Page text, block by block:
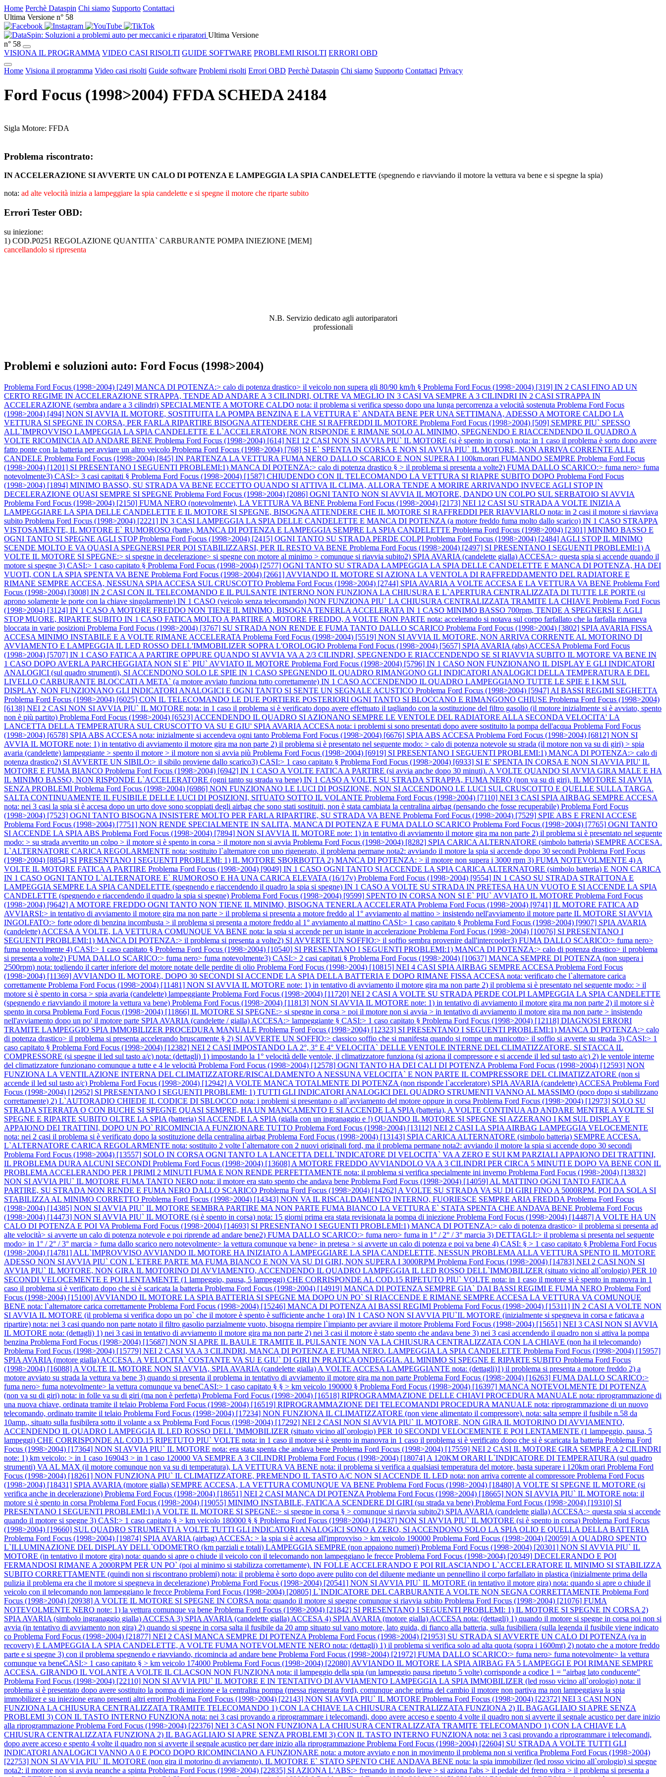
Home Perchè Dataspin Chi siamo Supporto Contattaci
Ultima Versione n° 58
Ultima Versione
n° 58
VISIONA IL PROGRAMMA VIDEO CASI RISOLTI GUIDE SOFTWARE PROBLEMI RISOLTI ERRORI OBD
Home Visiona il programma Video casi risolti Guide software Problemi risolti Errori OBD Perchè Dataspin Chi siamo Supporto Contattaci Privacy
Ford Focus (1998>2004) FFDA SCHEDA 24184
Sigla Motore: FFDA
Problema riscontrato:
IN ACCELERAZIONE SI AVVERTE UN CALO DI POTENZA E LAMPEGGIA LA SPIA CANDELETTE (spegnendo e riavviando il motore la vettura va bene e si spegne la spia)
nota: ad alte velocità inizia a lampeggiare la spia candelette e si spegne il motore che riparte subito
Errori Tester OBD:
su iniezione:
1) COD.P0251 REGOLAZIONE QUANTITA` CARBURANTE POMPA INIEZIONE [MEM]
cancellandolo si ripresenta
N.B. Servizio dedicato agli autoriparatori
professionali
Problemi e soluzioni auto: Ford Focus (1998>2004)
Problema Ford Focus (1998>2004) [249] MANCA DI POTENZA:> calo di potenza drastico> il veicolo non supera gli 80/90 km/h § Problema Ford Focus (1998>2004) [319] IN 2 CASI FINO AD UN
CERTO REGIME IN ACCELERAZIONE STRAPPA, TENDE AD ANDARE A 3 CILINDRI, OLTRE VA MEGLIO IN 3 CASI VA SEMPRE A 3 CILINDRI IN 2 CASI STRAPPA IN
ACCELERAZIONE (sembra andare a 3 cilindri) SPECIALMENTE A MOTORE CALDO nota: il problema si verifica spesso dopo una lunga percorrenza a velocità sostenuta Problema Ford Focus
(1998>2004) [494] NON SI AVVIA IL MOTORE, SOSTITUITA LA POMPA BENZINA E LA VETTURA E` ANDATA BENE PER UNA SETTIMANA, ADESSO A MOTORE CALDO LA
VETTURA SI SPEGNE IN CORSA, PER FARLA RIPARTIRE BISOGNA ATTENDERE CHE SI RAFFREDDI IL MOTORE Problema Ford Focus (1998>2004) [509] SEMPRE PIU` SPESSO
ALL`IMPROVVISO LAMPEGGIA LA SPIA CANDELETTE E L`ACCELERATORE NON RISPONDE E RIMANE SOLO AL MINIMO, SPEGNENDO E RIACCENDENDO IL QUADRO A
VOLTE RICOMINCIA AD ANDARE BENE Problema Ford Focus (1998>2004) [614] NEI 12 CASI NON SI AVVIA PIU` IL MOTORE (si è spento in corsa) nota: in 1 caso il problema è sorto dopo avere
fatto ponte con la batteria per avviare un altro veicolo Problema Ford Focus (1998>2004) [768] SI E` SPENTA IN CORSA E NON SI AVVIA PIU` IL MOTORE, NON ARRIVA CORRENTE ALLE
CANDELE Problema Ford Focus (1998>2004) [845] IN PARTENZA LA VETTURA FUMA NERO DALLO SCARICO E NON SUPERA I 100km.orari FUMANDO SEMPRE Problema Ford Focus
(1998>2004) [1201] SI PRESENTANO I SEGUENTI PROBLEMI:1) MANCA DI POTENZA:> calo di potenza drastico § > il problema si presenta a volte2) FUMA DALLO SCARICO:> fuma nero> fuma
notevolmente3) CASI:> 3 casi capitati § Problema Ford Focus (1998>2004) [1587] CHIUDENDO CON IL TELECOMANDO LA VETTURA SI RIAPRE SUBITO DOPO Problema Ford Focus
(1998>2004) [1894] MINIMO BASSO, SU STRADA VA BENE ECCETTO QUANDO SI ATTIVA IL CLIMA, ALLORA TENDE A MORIRE ARRIVANDO INVECE AGLI STOP IN
DECELERAZIONE QUASI SEMPRE SI SPEGNE Problema Ford Focus (1998>2004) [2086] OGNI TANTO NON SI AVVIA IL MOTORE, DANDO UN COLPO SUL SERBATOIO SI AVVIA
Problema Ford Focus (1998>2004) [2150] FUMA NERO (notevolmente), LA VETTURA VA BENE Problema Ford Focus (1998>2004) [2173] NEI 12 CASI SU STRADA A VOLTE INIZIA A
LAMPEGGIARE LA SPIA DELLE CANDELETTE E IL MOTORE SI SPEGNE, BISOGNA ATTENDERE CHE IL MOTORE SI RAFFREDDI PER RIAVVIARLO nota: in 2 casi il motore si riavviava
subito Problema Ford Focus (1998>2004) [2221] IN 3 CASI LAMPEGGIA LA SPIA DELLE CANDELETTE E MANCA DI POTENZA (a motore freddo fuma molto dallo scarico) IN 1 CASO STRAPPA
VISTOSAMENTE, IL MOTORE E` RUMOROSO (batte), MANCA DI POTENZA E LAMPEGGIA SEMPRE LA SPIA CANDELETTE Problema Ford Focus (1998>2004) [2301] MINIMO BASSO E
OGNI TANTO SI SPEGNE AGLI STOPProblema Ford Focus (1998>2004) [2415] OGNI TANTO SU STRADA PERDE COLPI Problema Ford Focus (1998>2004) [2484] AGLI STOP IL MINIMO
SCENDE MOLTO E VA QUASI A SPEGNERSI PER POI STABILIZZARSI, PER IL RESTO VA BENE Problema Ford Focus (1998>2004) [2497] SI PRESENTANO I SEGUENTI PROBLEMI:1) A
VOLTE IL MOTORE SI SPEGNE:> si spegne in decelerazione> si spegne con motore al minimo > comunque si riavvia subito2) SPIA AVARIA (candelette gialla) ACCESA:> questa spia si accende quando il
motore si spegne 3) CASI:> 1 caso capitato § Problema Ford Focus (1998>2004) [2577] OGNI TANTO SU STRADA LAMPEGGIA LA SPIA DELLE CANDELETTE E MANCA DI POTENZA, HA DEI
VUOTI, CON LA SPIA SPENTA VA BENE Problema Ford Focus (1998>2004) [2661] AVVIANDO IL MOTORE SI AZIONA LA VENTOLA DI RAFFREDDAMENTO DEL RADIATORE E
RIMANE SEMPRE ACCESA, NESSUNA SPIA ACCESA SUL CRUSCOTTO Problema Ford Focus (1998>2004) [2744] SPIA AVARIA A VOLTE ACCESA E LA VETTURA VA BENE Problema Ford
Focus (1998>2004) [3008] IN 2 CASI CON IL TELECOMANDO E IL PULSANTE INTERNO NON FUNZIONA LA CHIUSURA E L`APERTURA CENTRALIZZATA DI TUTTE LE PORTE (si
aprono solamente le porte con la chiave singolarmente) IN 1 CASO (veicolo senza telecomando) NON FUNZIONA PIU` LA CHIUSURA CENTRALIZZATA TRAMITE LA CHIAVE Problema Ford Focus
(1998>2004) [3124] IN 1 CASO A MOTORE FREDDO NON TIENE IL MINIMO, BISOGNA TENERLA ACCELERATA IN 1 CASO MINIMO BASSO 700rpm, TENDE A SPEGNERSI E AGLI
STOP MUORE, RIPARTE SUBITO IN 1 CASO FATICA MOLTO A PARTIRE A MOTORE FREDDO, A VOLTE NON PARTE nota: accelerando si notava sul corpo farfallato che la farfalla rimaneva
bloccata in varie posizioni Problema Ford Focus (1998>2004) [3767] SU STRADA NON RENDE E FUMA TANTO DALLO SCARICO Problema Ford Focus (1998>2004) [3802] SPIA AVARIA FISSA
ACCESA MINIMO INSTABILE E A VOLTE RIMANE ACCELERATA Problema Ford Focus (1998>2004) [5519] NON SI AVVIA IL MOTORE, NON ARRIVA CORRENTE AL MOTORINO DI
AVVIAMENTO E LAMPEGGIA IL LED ROSSO DELL'IMMOBILIZER SOPRA L'OROLOGIO Problema Ford Focus (1998>2004) [5657] SPIA AVARIA (abs) ACCESA Problema Ford Focus
(1998>2004) [5707] IN 1 CASO FATICA A PARTIRE OPPURE QUANDO SI AVVIA VA A 2/3 CILINDRI, SPEGNENDO E RIACCENDENDO SE SI RIAVVIA SUBITO IL MOTORE VA BENE IN
1 CASO DOPO AVERLA PARCHEGGIATA NON SI E` PIU` AVVIATO IL MOTORE Problema Ford Focus (1998>2004) [5796] IN 1 CASO NON FUNZIONANO IL DISPLAY E GLI INDICATORI
ANALOGICI (sul quadro strumenti), SI ACCENDONO SOLO LE SPIE IN 1 CASO SPEGNENDO IL QUADRO RIMANGONO GLI INDICATORI ANALOGICI DELLA TEMPERATURA E DEL
LIVELLO CARBURANTE BLOCCATI A META` (a motore avviato funziona tutto correttamente) IN 1 CASO ACCENDENDO IL QUADRO LAMPEGGIANO TUTTE LE SPIE E I KM SUL
DISPLAY, NON FUNZIONANO GLI INDICATORI ANALOGICI E OGNI TANTO SI SENTE UN SEGNALE ACUSTICO Problema Ford Focus (1998>2004) [5947] AI BASSI REGIMI SEGHETTA
Problema Ford Focus (1998>2004) [6025] CON IL TELECOMANDO LE DUE PORTIERE POSTERIORI OGNI TANTO SI BLOCCANO E RIMANGONO CHIUSE Problema Ford Focus (1998>2004)
[6138] NEI 2 CASI NON SI AVVIA PIU` IL MOTORE nota: in 1 caso il problema si è verificato dopo avere effettuato il tagliando con la sostituzione del filtro gasolio (il motore inizialmente si è avviato, spento
non è più partito) Problema Ford Focus (1998>2004) [6523] ACCENDENDO IL QUADRO SI AZIONANO SEMPRE LE VENTOLE DEL RADIATORE ALLA SECONDA VELOCITA' LA
LANCETTA DELLA TEMPERATURA SUL CRUSCOTTO VA SU E GIU' SPIA AVARIA ACCESA nota: i problemi si sono presentati dopo avere sostituito la pompa dell'acqua Problema Ford Focus
(1998>2004) [6578] SPIA ABS ACCESA nota: inizialmente si accendeva ogni tanto Problema Ford Focus (1998>2004) [6676] SPIA ABS ACCESA Problema Ford Focus (1998>2004) [6812] NON SI
AVVIA IL MOTORE note: 1) in tentativo di avviamento il motore gira ma non parte 2) il problema si è presentato nel seguente modo: > calo di potenza notevole su strada (il motore non va su di giri) > spia
avaria (candelette) lampeggiante > spento il motore > il motore non si avvia più Problema Ford Focus (1998>2004) [6919] SI PRESENTANO I SEGUENTI PROBLEMI:1) MANCA DI POTENZA:> calo di
potenza drastico2) SI AVVERTE UN SIBILO:> il sibilo proviene dallo scarico3) CASI:> 1 caso capitato § Problema Ford Focus (1998>2004) [6933] SI E' SPENTA IN CORSA E NON SI AVVIA PIU' IL
MOTORE E FUMA BIANCO Problema Ford Focus (1998>2004) [6942] IN 1 CASO A VOLTE FATICA A PARTIRE (si avvia anche dopo 30 minuti). A VOLTE QUANDO SI AVVIA GIRA MALE E HA
IL MINIMO BASSO, NON RISPONDE L`ACCELERATORE (ogni tanto su strada va bene) IN 1 CASO A VOLTE SU STRADA STRAPPA, FUMA NERO (non va su di giri). IL MOTORE SI AVVIA
SENZA PROBLEMI Problema Ford Focus (1998>2004) [6986] NON FUNZIONANO LE LUCI DI POSIZIONE, NON SI ACCENDONO LE LUCI SUL CRUSCOTTO E QUELLE SULLA TARGA.
SALTA CONTINUAMENTE IL FUSIBILE DELLE LUCI DI POSIZIONI, SITUATO SOTTO IL VOLANTE Problema Ford Focus (1998>2004) [7110] NEI 3 CASI SPIA AIRBAG SEMPRE ACCESA
nota: nei 3 casi la spia si è accesa dopo un urto dove sono scoppiati degli airbag che sono stati sostituiti, non è stata cambiata la centralina airbag (pensando che fosse recuperabile) Problema Ford Focus
(1998>2004) [7523] OGNI TANTO BISOGNA INSISTERE MOLTO PER FARLA RIPARTIRE, SU STRADA VA BENE Problema Ford Focus (1998>2004) [7529] SPIE ABS E FRENI ACCESE
Problema Ford Focus (1998>2004) [7751] NON RENDE SPECIALMENTE IN SALITA, MANCA DI POTENZA E FUMA DALLO SCARICO Problema Ford Focus (1998>2004) [7765] OGNI TANTO
SI ACCENDE LA SPIA ABS Problema Ford Focus (1998>2004) [7894] NON SI AVVIA IL MOTORE note: 1) in tentativo di avviamento il motore gira ma non parte 2) il problema si è presentato nel seguente
modo: > su strada avvertito un colpo > il motore si è spento in corsa > il motore non si avvia Problema Ford Focus (1998>2004) [8282] SPIA CARICA ALTERNATORE (simbolo batteria) SEMPRE ACCESA.
L`ALTERNATORE CARICA REGOLARMENTE nota: sostituito l`alternatore con uno rigenerato, il problema permane nota2: avviando il motore la spia si accende dopo 30 secondi Problema Ford Focus
(1998>2004) [8854] SI PRESENTANO I SEGUENTI PROBLEMI: 1) IL MOTORE SBORBOTTA 2) MANCA DI POTENZA: > il motore non supera i 3000 rpm 3) FUMA NOTEVOLMENTE 4) A
VOLTE IL MOTORE FATICA A PARTIRE Problema Ford Focus (1998>2004) [9049] IN 1 CASO OGNI TANTO SI ACCENDE LA SPIA CARICA ALTERNATORE (simbolo batteria) E NON CARICA
IN 1 CASO OGNI TANTO L`ALTERNATORE E` RUMOROSO E HA UNA CARICA ELEVATA (16/17v) Problema Ford Focus (1998>2004) [9554] IN 1 CASO SU STRADA STRATTONA E
LAMPEGGIA SEMPRE LA SPIA CANDELETTE (spegnendo e riaccendendo il quadro la spia si spegne) IN 1 CASO A VOLTE SU STRADA IN PRETESA HA UN VUOTO E SI ACCENDE LA SPIA
CANDELETTE (spegnendo e riaccendendo il quadro la spia si spegne) Problema Ford Focus (1998>2004) [9599] SPENTO IN CORSA NON SI E` PIU` AVVIATO IL MOTORE Problema Ford Focus
(1998>2004) [9642] A MOTORE FREDDO OGNI TANTO NON TIENE IL MINIMO, BISOGNA TENERLA ACCELERATA Problema Ford Focus (1998>2004) [9741] IL MOTORE FATICA AD
AVVIARSI:> in tentativo di avviamento il motore gira ma non parte > il problema si presenta a motore freddo al 1° avviamento al mattino > insistendo nell'avviamento il motore parte IL MOTORE SI AVVIA
INGOLFATO:> forte odore di benzina incombusta > il problema si presenta a motore freddo al 1° avviamento al mattino CASI:> 1 caso capitato § Problema Ford Focus (1998>2004) [9907] SPIA AVARIA
(candelette) ACCESA A VOLTE, LA VETTURA COMUNQUE VA BENE nota: la spia si accende per un istante in accelerazione Problema Ford Focus (1998>2004) [10076] SI PRESENTANO I
SEGUENTI PROBLEMI:1) MANCA DI POTENZA:> il problema si presenta a volte2) SI AVVERTE UN SOFFIO:> il soffio sembra provenire dall'intercooler3) FUMA DALLO SCARICO:> fuma nero>
fuma notevolmente 4) CASI:> 1 caso capitato § Problema Ford Focus (1998>2004) [10540] SI PRESENTANO I SEGUENTI PROBLEMI:1) MANCA DI POTENZA:> calo di potenza drastico> il problema
si presenta a volte2) FUMA DALLO SCARICO:> fuma nero> fuma notevolmente3) CASI:> 2 casi capitati § Problema Ford Focus (1998>2004) [10637] MANCA SEMPRE DI POTENZA (non supera i
2500rpm) nota: togliendo il carter inferiore del motore notate delle perdite di olio Problema Ford Focus (1998>2004) [10815] NEI 4 CASI SPIA AIRBAG SEMPRE ACCESA Problema Ford Focus
(1998>2004) [11369] AVVIANDO IL MOTORE, DOPO 30 SECONDI SI ACCENDE LA SPIA DELLA BATTERIA E DOPO RIMANE FISSA ACCESA nota: verificato che l`alternatore carica
correttamente Problema Ford Focus (1998>2004) [11481] NON SI AVVIA IL MOTORE note: 1) in tentativo di avviamento il motore gira ma non parte 2) il problema si è presentato nel seguente modo: > il
motore si è spento in corsa > spia avaria (candelette) lampeggiante Problema Ford Focus (1998>2004) [11720] NEI 2 CASI A VOLTE SU STRADA PERDE COLPI LAMPEGGIA LA SPIA CANDELETTE
(spegnendo e riavviando il motore la vettura va bene) Problema Ford Focus (1998>2004) [11813] NON SI AVVIA IL MOTORE note: 1) in tentativo di avviamento il motore gira ma non parte 2) il motore si è
spento in corsa Problema Ford Focus (1998>2004) [11866] IL MOTORE SI SPEGNE:> si spegne in corsa > poi il motore non si avvia > in tentativo di avviamento il motore gira ma non parte > insistendo
nell'avviamento dopo un po' il motore parte SPIA AVARIA (candelette / gialla) ACCESA:> lampeggiante § CASI:> 1 caso capitato § Problema Ford Focus (1998>2004) [12118] DIAGNOSI ERRORI
TRAMITE LAMPEGGIO SPIA IMMOBILIZER PROCEDURA MANUALE Problema Ford Focus (1998>2004) [12323] SI PRESENTANO I SEGUENTI PROBLEMI:1) MANCA DI POTENZA:> calo
di potenza drastico> il problema si presenta accelerando bruscamente § 2) SI AVVERTE UN SOFFIO:> classico soffio che si manifesta quando si rompe un manicotto> il soffio si avverte su strada 3) CASI:> 1
caso capitato § Problema Ford Focus (1998>2004) [12382] NEI 2 CASI IMPOSTANDO LA 2°, 3° E 4° VELOCITA` DELLE VENTOLE INTERNE DEL CLIMATIZZATORE, SI STACCA IL
COMPRESSORE (si spegne il led sul tasto a/c) nota: (dettagli) 1) impostando la 1° velocità delle ventole, il climatizzatore funziona (si aziona il compressore e si accende il led sul tasto a/c) 2) le ventole interne
del climatizzatore funzionano comunque a tutte e 4 le velocità Problema Ford Focus (1998>2004) [12578] OGNI TANTO HA DEI CALI DI POTENZA Problema Ford Focus (1998>2004) [12593] NON
FUNZIONA LA VENTILAZIONE INTERNA DEL CLIMATIZZATORE/RISCALDAMENTO A NESSUNA VELOCITA` E NON PARTE IL COMPRESSORE DEL CLIMATIZZATORE (non si
accende il led sul tasto a/c) Problema Ford Focus (1998>2004) [12942] A VOLTE MANCA TOTALMENTE DI POTENZA (non risponde l`acceleratore) SPIA AVARIA (candelette) ACCESA Problema Ford
Focus (1998>2004) [12952] SI PRESENTANO I SEGUENTI PROBLEMI: 1) TUTTI GLI INDICATORI ANALOGICI DEL QUADRO STRUMENTI VANNO AL MASSIMO (poco dopo si stabilizzano
correttamente) 2) L`AUTORADIO CHIEDE IL CODICE DI SBLOCCO nota: i problemi si presentano o all`avviamento del motore oppure in corsa Problema Ford Focus (1998>2004) [12973] SOLO SU
STRADA STERRATA O CON BUCHE SI SPEGNE QUASI SEMPRE, HA UN MANCAMENTO E SI ACCENDE LA SPIA (batteria), A VOLTE CONTINUA AD ANDARE MENTRE A VOLTE SI
SPEGNE E RIPARTE SUBITO OLTRE LA SPIA (batteria) SI ACCENDE LA SPIA (gialla con un ingranaggio e !) QUANDO IL MOTORE SI SPEGNE SI AZZERANO I KM SUL DISPLAY E
APPAIONO DEI TRATTINI, DOPO UN PO` RICOMINCIA A FUNZIONARE TUTTO Problema Ford Focus (1998>2004) [13112] NEI 2 CASI LA SPIA AIRBAG LAMPEGGIA VELOCEMENTE
nota: nei 2 casi il problema si è verificato dopo la sostituzione della centralina airbag Problema Ford Focus (1998>2004) [13143] SPIA CARICA ALTERNATORE (simbolo batteria) SEMPRE ACCESA.
L`ALTERNATORE CARICA REGOLARMENTE nota: sostituito 2 volte l`alternatore con 2 nuovi originali ford, ma il problema permane nota2: avviando il motore la spia si accende dopo 30 secondi
Problema Ford Focus (1998>2004) [13557] SOLO IN CORSA OGNI TANTO LA LANCETTA DELL`INDICATORE DI VELOCITA` VA A ZERO E SUI KM PARZIALI APPAIONO DEI TRATTINI,
IL PROBLEMA DURA ALCUNI SECONDI Problema Ford Focus (1998>2004) [13608] A MOTORE FREDDO AVVIANDOLO VA A 3 CILINDRI PER CIRCA 5 MINUTI E DOPO VA BENE CON IL
PROBLEMA ACCELERANDO PER I PRIMI 2 MINUTI FUMA E NON RENDE PERFETTAMENTE nota: il problema si verifica specialmente ini inverno Problema Ford Focus (1998>2004) [13832]
NON SI AVVIA PIU` IL MOTORE FUMA TANTO NERO nota: il motore era stato spento che andava bene Problema Ford Focus (1998>2004) [14059] AL MATTINO OGNI TANTO FATICA A
PARTIRE, SU STRADA NON RENDE E FUMA NERO DALLO SCARICO Problema Ford Focus (1998>2004) [14262] A VOLTE SU STRADA VA SU DI GIRI FINO A 5000RPM, POI DA SOLA SI
STABILIZZA AL MINIMO CORRETTO Problema Ford Focus (1998>2004) [14343] NON VA IL RISCALDAMENTO INTERNO, FUORIESCE SEMPRE ARIA FREDDA Problema Ford Focus
(1998>2004) [14385] NON SI AVVIA PIU` IL MOTORE SEMBRA PARTIRE MA NON PARTE FUMA BIANCO LA VETTURA E` STATA SPENTA CHE ANDAVA BENE Problema Ford Focus
(1998>2004) [14473] NON SI AVVIA PIU` IL MOTORE (si è spento in corsa) nota: 15 giorni prima era stata revisionata la pompa di iniezione Problema Ford Focus (1998>2004) [14487] A VOLTE HA UN
CALO DI POTENZA E POI VA Problema Ford Focus (1998>2004) [14693] SI PRESENTANO I SEGUENTI PROBLEMI:1) MANCA DI POTENZA:> calo di potenza drastico> il problema si presenta ad
alte velocità> si avverte un calo di potenza notevole e poi riprende ad andare bene2) FUMA DALLO SCARICO:> fuma nero> fuma in 1° / 2° / 3° marcia 3) DETTAGLI:> il problema si presenta nel seguente
modo> in 1° / 2° / 3° marcia > fuma dallo scarico nero notevolmente> la vettura comunque va bene> in pretesa > si avverte un calo di potenza e poi va bene 4) CASI: § > 1 caso capitato § Problema Ford Focus
(1998>2004) [14781] ALL`IMPROVVISO AVVIANDO IL MOTORE HA INIZIATO A LAMPEGGIARE LA SPIA CANDELETTE, NESSUN PROBLEMA ALLA VETTURA SPENTO IL MOTORE
ADESSO NON SI AVVIA PIU` CON L`ETERE PARTE MA FUMA BIANCO E NON VA SU DI GIRI, NON SUPERA I 3000RPM Problema Ford Focus (1998>2004) [14783] NEI 2 CASI NON SI
AVVIA PIU` IL MOTORE, NON GIRA IL MOTORINO DI AVVIAMENTO, ACCENDENDO IL QUADRO LAMPEGGIA IL LED ROSSO DELL`IMMOBILIZER (situato vicino all`orologio) PER 10
SECONDI VELOCEMENTE E POI LENTAMENTE (1 lampeggio, pausa, 5 lampeggi) CHE CORRISPONDE AL COD.15 RIPETUTO PIU` VOLTE nota: in 1 caso il motore si è spento in manovra in 1
caso il problema si è verificato dopo che si è scaricata la batteria Problema Ford Focus (1998>2004) [14919] MANCA DI POTENZA SEMPRE GIA` DAI BASSI REGIMI E FUMA NERO Problema Ford
Focus (1998>2004) [15100] AVVIANDO IL MOTORE LA SPIA BATTERIA SI SPEGNE MA DOPO UN PO` SI RIACCENDE E RIMANE SEMPRE ACCESA LA VETTURA VA COMUNQUE
BENE nota: l`alternatore carica correttamente Problema Ford Focus (1998>2004) [15246] MANCA DI POTENZA AI BASSI REGIMI Problema Ford Focus (1998>2004) [15311] IN 2 CASI A VOLTE NON
SI AVVIA IL MOTORE (il problema si verifica dopo un po` che il motore è spento è sufficiente anche 1 ora) IN 1 CASO NON SI AVVIA PIU`IL MOTORE (inizialmente si spegneva in corsa e faticava a
ripartire) nota: nei 3 casi quando non parte notato il filtro gasolio parzialmente vuoto, bisogna riempire l`impianto per avviare il motore Problema Ford Focus (1998>2004) [15651] NEI 3 CASI NON SI AVVIA
IL MOTORE nota: (dettagli) 1) nei 3 casi in tentativo di avviamento il motore gira ma non parte 2) nei 3 casi il motore è stato spento che andava bene 3) nei 3 casi accendendo il quadro non si attiva la pompa
benzina Problema Ford Focus (1998>2004) [15687] NON SI APRE IL BAULE TRAMITE IL PULSANTE NON VA LA CHIUSURA CENTRALIZZATA CON LA CHIAVE (non ha il telecomando)
Problema Ford Focus (1998>2004) [15779] NEI 2 CASI VA A 3 CILINDRI, MANCA DI POTENZA E FUMA NERO. LAMPEGGIA LA SPIA CANDELETTE Problema Ford Focus (1998>2004) [15957]
SPIA AVARIA (motore gialla) ACCESA. A VELOCITA` COSTANTE VA SU E GIU` DI GIRI IN PRATICA ONDEGGIA. AL MINIMO SI SPEGNE E RIPARTE SUBITO Problema Ford Focus
(1998>2004) [16088] A VOLTE IL MOTORE NON SI AVVIA, SPIA AVARIA (candelette gialla) A VOLTE ACCESA LAMPEGGIANTE nota: (dettagli)1) il problema si presenta a motore freddo 2) a
motore avviato su strada la vettura va bene 3) quando si presenta il problema in tentativo di avviamento il motore gira ma non parte Problema Ford Focus (1998>2004) [16263] FUMA DALLO SCARICO:>
fuma nero> fuma notevolmente> la vettura comunque va beneCASI:> 1 caso capitato § § > km veicolo 190000 § Problema Ford Focus (1998>2004) [16397] MANCA NOTEVOLMENTE DI POTENZA
(non va su di giri) nota: in folle va su di giri (ma non è perfetta) Problema Ford Focus (1998>2004) [16518] RIPROGRAMMAZIONE DELLE CHIAVI PROCEDURA MANUALE nota: riprogrammazione di
una nuova chiave, ordinata tramite il telaio Problema Ford Focus (1998>2004) [16519] RIPROGRAMMAZIONE DEI TELECOMANDI PROCEDURA MANUALE nota: riprogrammazione di un nuovo
telecomando, ordinato tramite il telaio Problema Ford Focus (1998>2004) [17234] NON FUNZIONA IL CLIMATIZZATORE (non viene alimentato il compressore). nota: salta sempre il fusibile n.58 da
10amp., situato sulla fusibilera sotto il volante a sx Problema Ford Focus (1998>2004) [17292] NEI 2 CASI NON SI AVVIA PIU` IL MOTORE, NON GIRA IL MOTORINO DI AVVIAMENTO,
ACCENDENDO IL QUADRO LAMPEGGIA IL LED ROSSO DELL`IMMOBILIZER (situato vicino all`orologio) PER 10 SECONDI VELOCEMENTE E POI LENTAMENTE (1 lampeggio, pausa, 5
lampeggi) CHE CORRISPONDE AL COD.15 RIPETUTO PIU` VOLTE nota: in 1 caso il motore si è spento in manovra in 1 caso il problema si è verificato dopo che si è scaricata la batteria Problema Ford
Focus (1998>2004) [17364] NON SI AVVIA PIU` IL MOTORE nota: era stata spenta che andava bene Problema Ford Focus (1998>2004) [17559] NEI 2 CASI IL MOTORE GIRA SEMPRE A 2 CILINDRI
note: 1) km veicolo: > in 1 caso 169043 > in 1 caso 120000 VA SEMPRE A 3 CILINDRI Problema Ford Focus (1998>2004) [18074] A 120KM ORARI L`INDICATORE DI TEMPERATURA (sul quadro
strumenti) VA AL MAX (il motore comunque non va su di temperatura), LA VETTURA VA BENE nota: il problema si verifica a qualsiasi temperatura del motore, basta superare i 120km orari Problema Ford
Focus (1998>2004) [18261] NON FUNZIONA PIU` IL CLIMATIZZATORE, PREMENDO IL TASTO A/C NON SI ACCENDE IL LED nota: non arriva corrente al compressore Problema Ford Focus
(1998>2004) [18431] SPIA AVARIA (motore gialla) SEMPRE ACCESA, LA VETTURA COMUNQUE VA BENE Problema Ford Focus (1998>2004) [18480] A VOLTE SI SPEGNE IL MOTORE (si
verifica anche in decelerazione) Problema Ford Focus (1998>2004) [18651] NEI 2 CASI MANCA DI POTENZA Problema Ford Focus (1998>2004) [18665] NON SI AVVIA PIU` IL MOTORE nota: il
motore si è spento in corsa Problema Ford Focus (1998>2004) [19055] MINIMO INSTABILE, FATICA A SCENDERE DI GIRI (su strada va bene) Problema Ford Focus (1998>2004) [19310] SI
PRESENTANO I SEGUENTI PROBLEMI:1) A VOLTE IL MOTORE SI SPEGNE:> si spegne in corsa § > comunque si riavvia subito2) SPIA AVARIA (candelette gialla) ACCESA:> questa spia si accende
quando il motore si spegne 3) CASI:> 1 caso capitato § > km veicolo 180000 § § Problema Ford Focus (1998>2004) [19437] NON SI AVVIA PIU` IL MOTORE (si è spento in corsa) Problema Ford Focus
(1998>2004) [19660] SUL QUADRO STRUMENTI A VOLTE TUTTI GLI INDICATORI ANALOGICI SONO A ZERO, SI ACCENDONO SOLO LA SPIA OLIO E QUELLA DELLA BATTERIA
Problema Ford Focus (1998>2004) [19874] SPIA AVARIA (airbag) ACCESA: > la spia si è accesa all'improvviso > km veicolo 190000 Problema Ford Focus (1998>2004) [20059] A QUADRO SPENTO
L`ILLUMINAZIONE DEL DISPLAY DELL`ODOMETRO (km parziali e totali) LAMPEGGIA SEMPRE (non appaiono numeri) Problema Ford Focus (1998>2004) [20301] NON SI AVVIA PIU` IL
MOTORE (in tentativo il motore gira) nota: quando si apre o chiude il veicolo con il telecomando non lampeggiano le frecce Problema Ford Focus (1998>2004) [20349] DECELERANDO E POI
FERMANDOSI RIMANE A 2000RPM PER UN PO` (poi al minimo si stabilizza correttamente). IN FOLLE ACCELERANDO E POI RILASCIANDO L`ACCELERATORE IL MINIMO SI STABILIZZA
SUBITO CORRETTAMENTE (quindi non si riscontrano problemi) nota: il problema è sorto dopo avere pulito con del diluente mediante un pennellino il corpo farfallato in plastica (inizialmente prima della
pulizia il problema era che il motore si spegneva in decelerazione) Problema Ford Focus (1998>2004) [20541] NON SI AVVIA PIU` IL MOTORE (in tentativo il motore gira) nota: quando si apre o chiude il
veicolo con il telecomando non lampeggiano le frecce Problema Ford Focus (1998>2004) [20805] L`INDICATORE DEL CARBURANTE A VOLTE NON SEGNA CORRETTAMENTE Problema Ford
Focus (1998>2004) [20938] A VOLTE IL MOTORE SI SPEGNE IN CORSA nota: quando il motore si spegne comunque si riavvia subito Problema Ford Focus (1998>2004) [21076] FUMA
NOTEVOLMENTE NERO note: 1) la vettura comunque va bene Problema Ford Focus (1998>2004) [21842] SI PRESENTANO I SEGUENTI PROBLEMI: 1) IL MOTORE SI SPEGNE IN CORSA 2)
SPIA AVARIA (simbolo ingranaggio gialla) ACCESA 3) SPIA AVARIA (candelette gialla) ACCESA 4) SPIA AVARIA (motore gialla) ACCESA nota: (dettagli) 1) quando il motore si spegne in corsa poi non si
avvia (in tentativo di avviamento non gira) 2) quando si spegne in corsa salta il fusibile da 20 amp situato sul vano motore, lato guida, di fianco alla batteria, sulla fusibiliera (sulla legenda il fusibile viene indicato
co Problema Ford Focus (1998>2004) [21877] NEI 2 CASI MANCA SEMPRE DI POTENZA Problema Ford Focus (1998>2004) [21953] SU STRADA SI AVVERTE UN CALO DI POTENZA (va in
recovery) E LAMPEGGIA LA SPIA CANDELETTE, A VOLTE FUMA NOTEVOLMENTE NERO nota: (dettagli) 1) il problema si verifica solo ad alta quota (sopra i 1600mt) 2) notato che a motore freddo
parte e si spegne 3) con il problema spegnendo e riavviando, ricomincia ad andare bene Problema Ford Focus (1998>2004) [21972] FUMA DALLO SCARICO:> fuma nero> fuma notevolmente> la vettura
comunque va beneCASI:> 1 caso capitato § > km veicolo 174000 Problema Ford Focus (1998>2004) [22080] AVVIANDO IL MOTORE LA SPIA AIRBAG FA 5 LAMPEGGI E POI RIMANE SEMPRE
ACCESA. GIRANDO IL VOLANTE A VOLTE IL CLACSON NON FUNZIONA nota: il lampeggio della spia (un lampeggio pausa ripetuto 5 volte) corrisponde a codice 1 = "airbag lato conducente"
Problema Ford Focus (1998>2004) [22110] NON SI AVVIA PIU` IL MOTORE E IN TENTATIVO DI AVVIAMENTO LAMPEGGIA LA SPIA IMMOBILIZER (led rosso vicino all`orologio) nota: il
problema si è presentato dopo avere sostituito la pompa di iniezione e la centralina pompa (messa rigenerata ford), comunque anche prima del cambio il motore non partiva ma non lampeggiava la spia
immobilizer e su iniezione erano presenti altri errori Problema Ford Focus (1998>2004) [22143] NON SI AVVIA PIU` IL MOTORE Problema Ford Focus (1998>2004) [22372] NEI 3 CASI NON
FUNZIONA LA CHIUSURA CENTRALIZZATA TRAMITE TELECOMANDO 1) CON LA CHIAVE LA CHIUSURA CENTRALIZZATA FUNZIONA 2) IL BAGAGLIAIO SI APRE SENZA
PROBLEMI 3) CON IL TASTO INTERNO FUNZIONA nota: nei 3 casi provando a riprogrammare i telecomandi, dopo avere acceso e spento 4 volte il quadro non si avverte il segnale acustico per dare inizio
alla riprogrammazione Problema Ford Focus (1998>2004) [22376] NEI 3 CASI NON FUNZIONA LA CHIUSURA CENTRALIZZATA TRAMITE TELECOMANDO 1) CON LA CHIAVE LA
CHIUSURA CENTRALIZZATA FUNZIONA 2) IL BAGAGLIAIO SI APRE SENZA PROBLEMI 3) CON IL TASTO INTERNO FUNZIONA nota: nei 3 casi provando a riprogrammare i telecomandi,
dopo avere acceso e spento 4 volte il quadro non si avverte il segnale acustico per dare inizio alla riprogrammazione Problema Ford Focus (1998>2004) [22604] SU STRADA A VOLTE TUTTI GLI
INDICATORI ANALOGICI VANNO A 0 E POCO DOPO RICOMINCIANO A FUNZIONARE nota: a motore avviato e non in movimento il problema non si verifica Problema Ford Focus (1998>2004)
[22753] NON SI AVVIA PIU` IL MOTORE (non gira il motorino di avviamento). IL MOTORE E` STATO SPENTO CHE ANDAVA BENE nota: la spia immobilizer (led rosso vicino all`orologio) si spegne
nota2: il motore non si avvia neanche a spinta Problema Ford Focus (1998>2004) [22835] SI AZIONA L'ABS:> frenando in modo lieve > si aziona l'abs > il pedale del freno vibra > il problema si presenta a